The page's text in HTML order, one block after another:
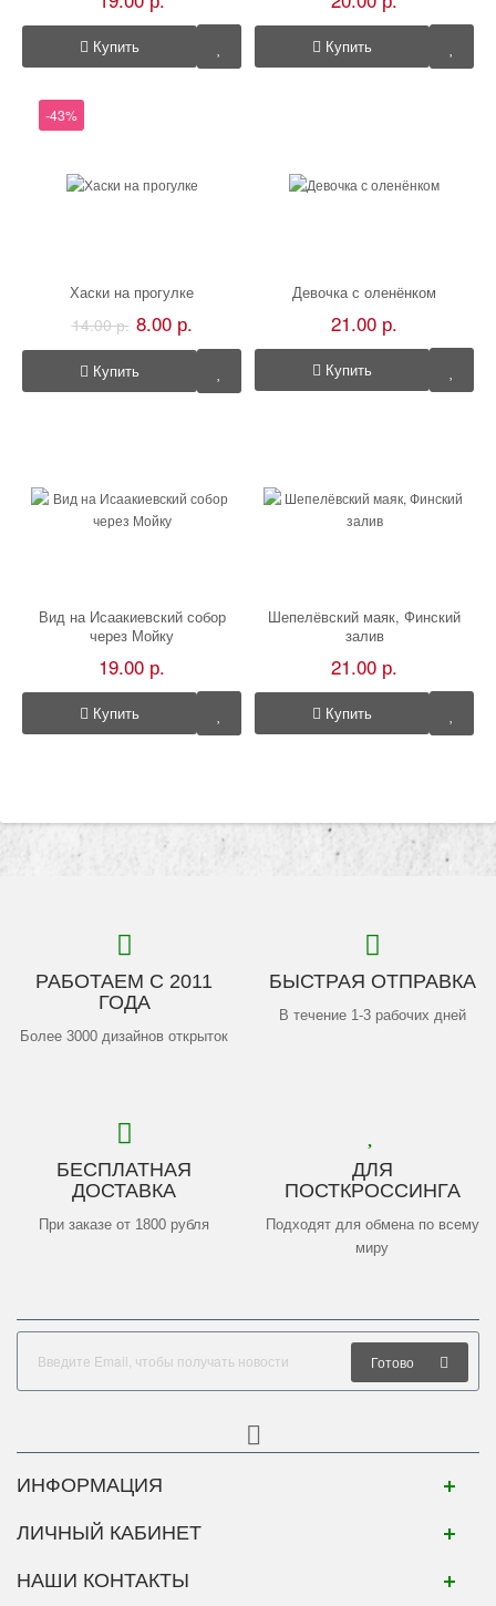
Купить Купить
-43%
Хаски на прогулке
14.00 р. 8.00 р.
Купить
Девочка с оленёнком
21.00 р.
Купить
Вид на Исаакиевский собор
через Мойку
19.00 р.
Купить
Шепелёвский маяк, Финский
залив
21.00 р.
Купить
РАБОТАЕМ С 2011
ГОДА
Более 3000 дизайнов открыток
БЫСТРАЯ ОТПРАВКА
В течение 1-3 рабочих дней
БЕСПЛАТНАЯ
ДОСТАВКА
При заказе от 1800 рубля
ДЛЯ
ПОСТКРОССИНГА
Подходят для обмена по всему
миру
Готово
ИНФОРМАЦИЯ
ЛИЧНЫЙ КАБИНЕТ
НАШИ КОНТАКТЫ